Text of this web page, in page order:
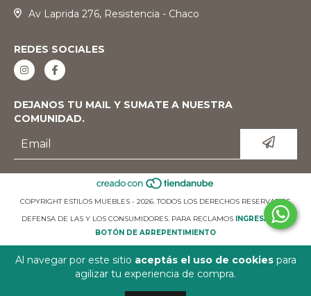
Al navegar por este sitio aceptás el uso de cookiespara
agilizar tu experiencia de compra.
Av Laprida 276, Resistencia - Chaco
REDES SOCIALES
DEJANOS TU MAIL Y SUMATE A NUESTRA
COMUNIDAD.
COPYRIGHT ESTILOS MUEBLES - 2026. TODOS LOS DERECHOS RESERVADOS.
DEFENSA DE LAS Y LOS CONSUMIDORES. PARA RECLAMOS
INGRESÁ ACÁ.
BOTÓN DE ARREPENTIMIENTO